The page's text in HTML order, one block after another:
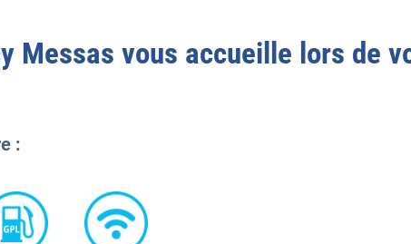
Messas vous accueille lors de
: